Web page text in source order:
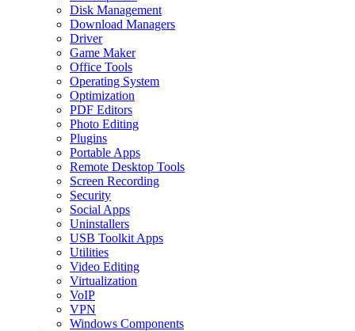
Disk Management
Download Managers
Driver
Game Maker
Office Tools
Operating System
Optimization
PDF Editors
Photo Editing
Plugins
Portable Apps
Remote Desktop Tools
Screen Recording
Security
Social Apps
Uninstallers
USB Toolkit Apps
Utilities
Video Editing
Virtualization
VoIP
VPN
Windows Components